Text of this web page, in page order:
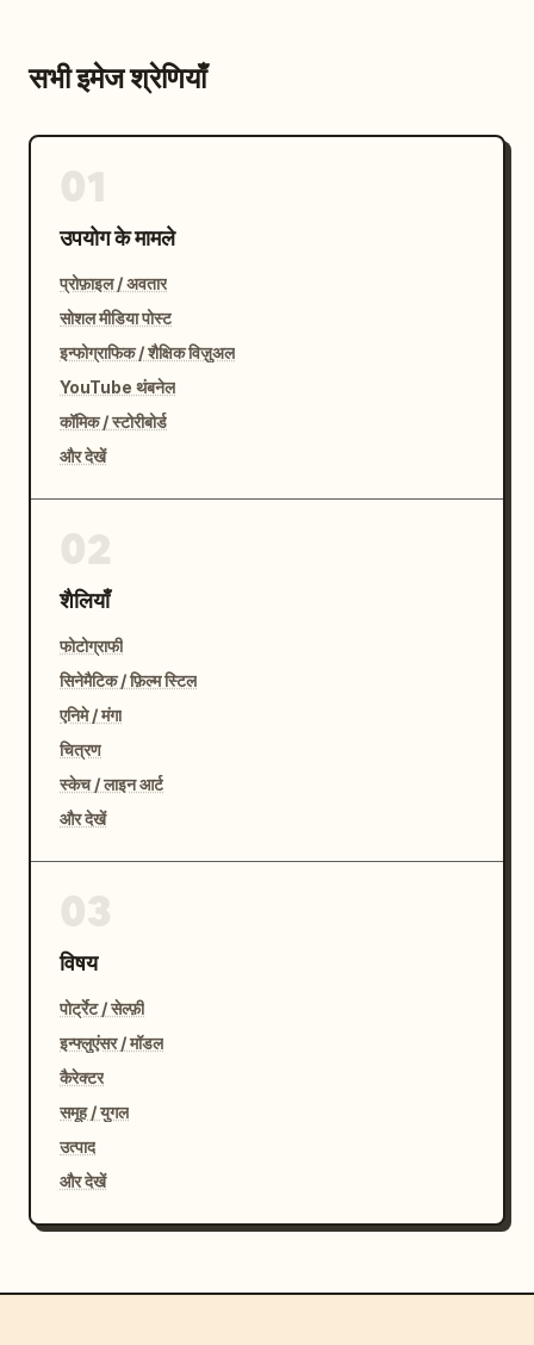
सभी इमेज श्रेणियाँ
उपयोग के मामले
प्रोफ़ाइल / अवतार
सोशल मीडिया पोस्ट
इन्फोग्राफिक / शैक्षिक विज़ुअल
YouTube थंबनेल
कॉमिक / स्टोरीबोर्ड
और देखें
शैलियाँ
फोटोग्राफी
सिनेमैटिक / फ़िल्म स्टिल
एनिमे / मंगा
चित्रण
स्केच / लाइन आर्ट
और देखें
विषय
पोर्ट्रेट / सेल्फ़ी
इन्फ्लुएंसर / मॉडल
कैरेक्टर
समूह / युगल
उत्पाद
और देखें